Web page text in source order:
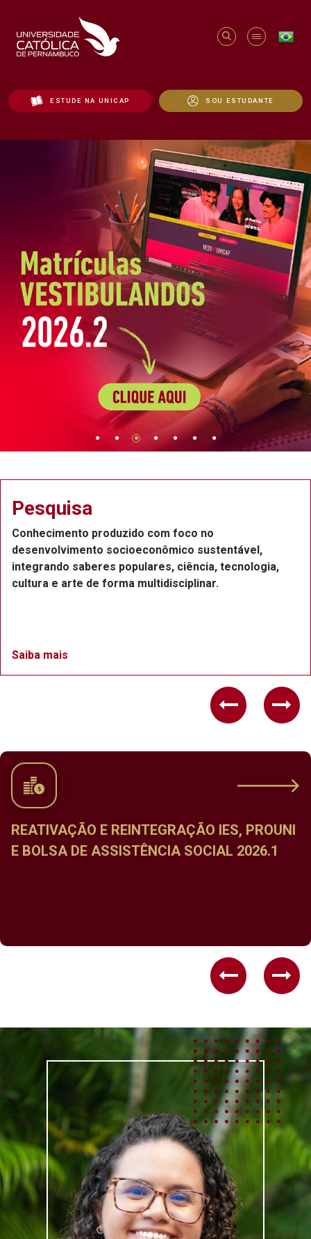
ESTUDE NA UNICAP SOU ESTUDANTE
Pesquisa
Conhecimento produzido com foco no
desenvolvimento socioeconômico sustentável,
integrando saberes populares, ciência, tecnologia,
cultura e arte de forma multidisciplinar.
Saiba mais
Previous
REATIVAÇÃO E REINTEGRAÇÃO IES, PROUNI
E BOLSA DE ASSISTÊNCIA SOCIAL 2026.1
Previous